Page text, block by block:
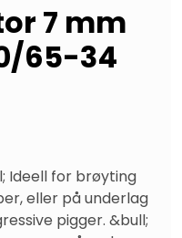
7 mm
65-34
Ideell for brøyting
eller på underlag
pigger. &bull;